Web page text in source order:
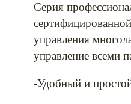
Серия
управления
управление всеми
-Удобный и